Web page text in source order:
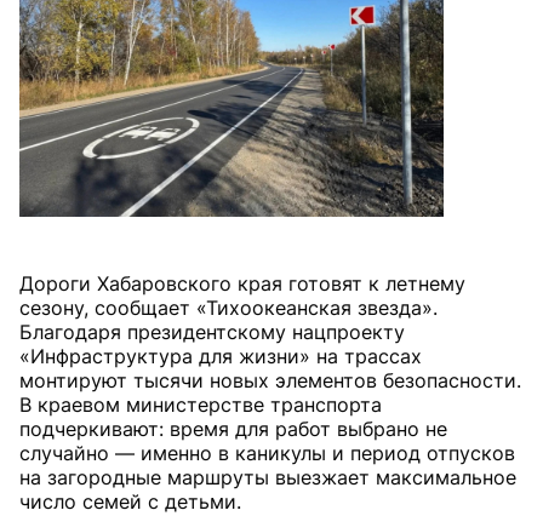
Дороги Хабаровского края готовят к летнему
сезону, сообщает «Тихоокеанская звезда».
Благодаря президентскому нацпроекту
«Инфраструктура для жизни» на трассах
монтируют тысячи новых элементов безопасности.
В краевом министерстве транспорта
подчеркивают: время для работ выбрано не
случайно — именно в каникулы и период отпусков
на загородные маршруты выезжает максимальное
число семей с детьми.